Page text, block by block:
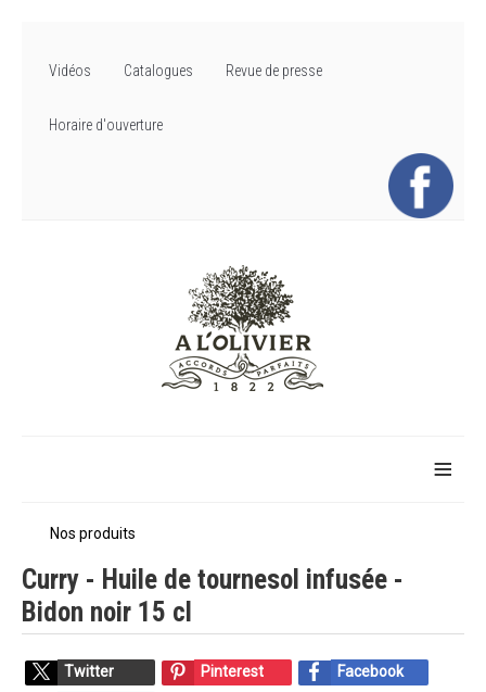
Vidéos Catalogues Revue de presse
Horaire d'ouverture
≡
Nos produits
Curry - Huile de tournesol infusée -
Bidon noir 15 cl
Twitter Pinterest
Facebook